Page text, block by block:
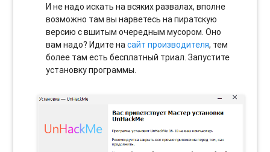
И не надо искать на всяких развалах, вполне
возможно там вы нарветесь на пиратскую
версию с вшитым очередным мусором. Оно
вам надо? Идите насайт производителя, тем
более там есть бесплатный триал. Запустите
установку программы.